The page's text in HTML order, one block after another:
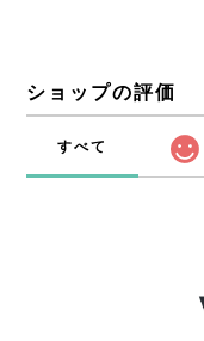
ショップの評価
すべて